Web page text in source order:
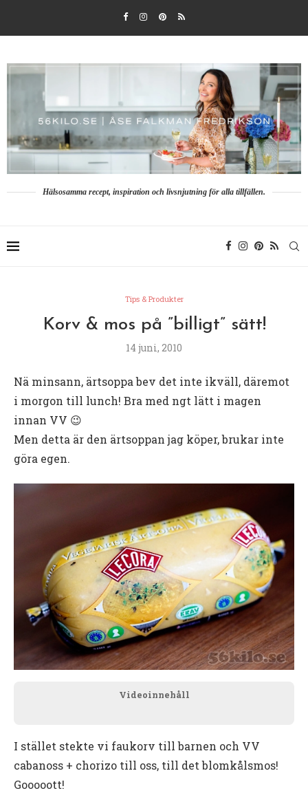
Hälsosamma recept, inspiration och livsnjutning för alla tillfällen.
Tips & Produkter
Korv & mos på ”billigt” sätt!
14 juni, 2010
Nä minsann, ärtsoppa bev det inte ikväll, däremot
i morgon till lunch! Bra med ngt lätt i magen
innan VV 😉
Men detta är den ärtsoppan jag köper, brukar inte
göra egen.
Videoinnehåll
I stället stekte vi faukorv till barnen och VV
cabanoss + chorizo till oss, till det blomkålsmos!
Gooooott!